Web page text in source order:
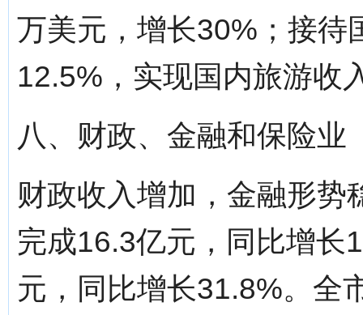
万美元，增长30%；接待
12.5%，实现国内旅游收
八、财政、金融和保险业
财政收入增加，金融形势
完成16.3亿元，同比增长
元，同比增长31.8%。全